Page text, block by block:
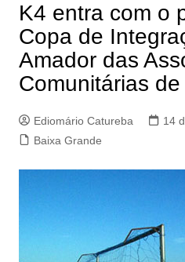
K4 entra com o
Copa de
Amador das
Comunitárias
Ediomário Catureba
14
Baixa Grande